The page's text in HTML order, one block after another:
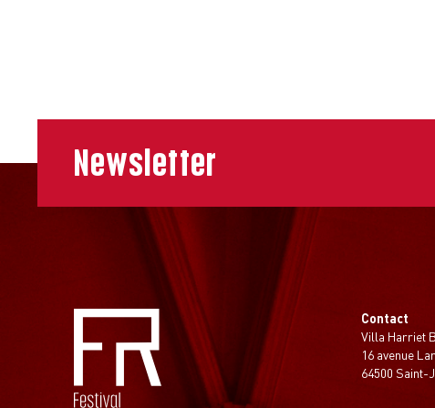
Newsletter
Contact
Villa Harriet
16 avenue
64500 Saint-